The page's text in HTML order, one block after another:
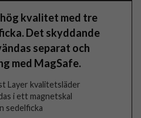
kvalitet med tre
Det skyddande
separat och
med MagSafe.
Layer kvalitetsläder
i ett magnetskal
sedelficka